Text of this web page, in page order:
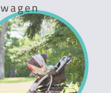
Jederzeit wieder.
Jasmin,